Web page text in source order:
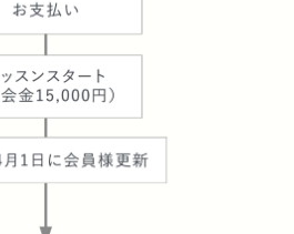
ルキューレターとして世界中から探
ておきの
の”をご紹介する「つたふるものシリ
ト番組『1%の情熱物語』へゲスト出